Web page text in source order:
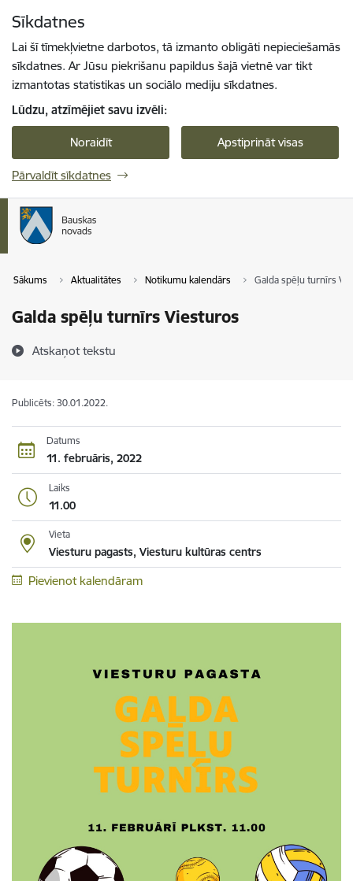
Sīkdatnes
Lai šī tīmekļvietne darbotos, tā izmanto obligāti nepieciešamās
sīkdatnes. Ar Jūsu piekrišanu papildus šajā vietnē var tikt
izmantotas statistikas un sociālo mediju sīkdatnes.
Lūdzu, atzīmējiet savu izvēli:
Noraidīt Apstiprināt visas
Pārvaldīt sīkdatnes
Sākums Aktualitātes Notikumu kalendārs Galda spēļu turnīrs
Galda spēļu turnīrs Viesturos
Atskaņot tekstu
Publicēts: 30.01.2022.
Datums
11. februāris, 2022
Laiks
11.00
Vieta
Viesturu pagasts, Viesturu kultūras centrs
Pievienot kalendāram